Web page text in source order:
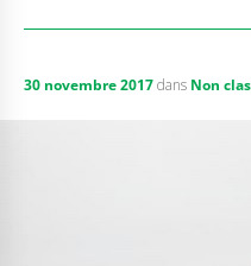
30 novembre 2017dans Non